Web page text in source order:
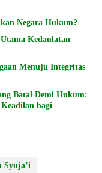
Negara Hukum?
Kedaulatan
Menuju Integritas
Batal Demi Hukum:
bagi
Syuja’i